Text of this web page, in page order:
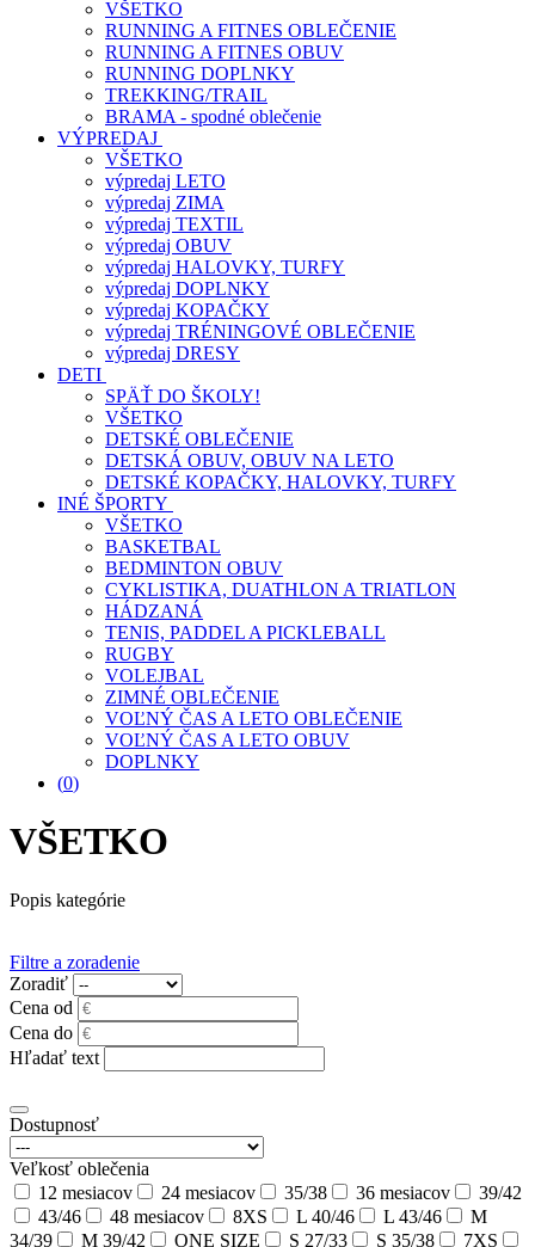
VŠETKO
RUNNING A FITNES OBLEČENIE
RUNNING A FITNES OBUV
RUNNING DOPLNKY
TREKKING/TRAIL
BRAMA - spodné oblečenie
VÝPREDAJ
VŠETKO
výpredaj LETO
výpredaj ZIMA
výpredaj TEXTIL
výpredaj OBUV
výpredaj HALOVKY, TURFY
výpredaj DOPLNKY
výpredaj KOPAČKY
výpredaj TRÉNINGOVÉ OBLEČENIE
výpredaj DRESY
DETI
SPÄŤ DO ŠKOLY!
VŠETKO
DETSKÉ OBLEČENIE
DETSKÁ OBUV, OBUV NA LETO
DETSKÉ KOPAČKY, HALOVKY, TURFY
INÉ ŠPORTY
VŠETKO
BASKETBAL
BEDMINTON OBUV
CYKLISTIKA, DUATHLON A TRIATLON
HÁDZANÁ
TENIS, PADDEL A PICKLEBALL
RUGBY
VOLEJBAL
ZIMNÉ OBLEČENIE
VOĽNÝ ČAS A LETO OBLEČENIE
VOĽNÝ ČAS A LETO OBUV
DOPLNKY
(0)
VŠETKO
Popis kategórie
Filtre a zoradenie
Zoradiť
Cena od
Cena do
Hľadať text
Dostupnosť
Veľkosť oblečenia
12 mesiacov
24 mesiacov 35/38 36 mesiacov
39/42
43/46
48 mesiacov 8XS L 40/46 L 43/46
M
34/39
M 39/42 ONE SIZE S 27/33 S 35/38 7XS